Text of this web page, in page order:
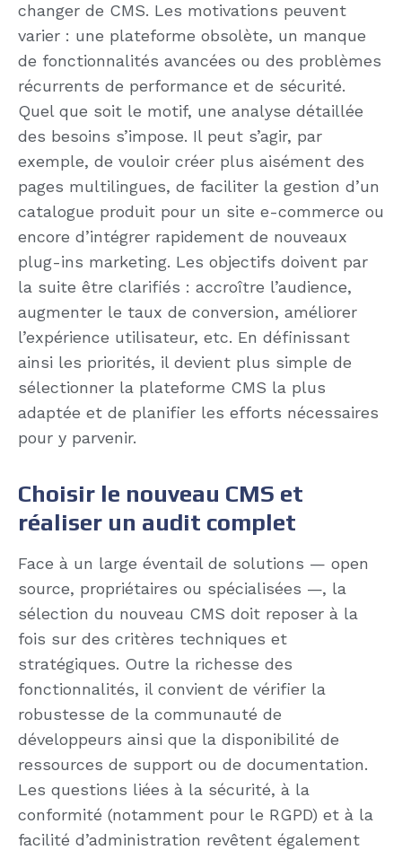
changer de CMS. Les motivations peuvent
varier : une plateforme obsolète, un manque
de fonctionnalités avancées ou des problèmes
récurrents de performance et de sécurité.
Quel que soit le motif, une analyse détaillée
des besoins s’impose. Il peut s’agir, par
exemple, de vouloir créer plus aisément des
pages multilingues, de faciliter la gestion d’un
catalogue produit pour un site e-commerce ou
encore d’intégrer rapidement de nouveaux
plug-ins marketing. Les objectifs doivent par
la suite être clarifiés : accroître l’audience,
augmenter le taux de conversion, améliorer
l’expérience utilisateur, etc. En définissant
ainsi les priorités, il devient plus simple de
sélectionner la plateforme CMS la plus
adaptée et de planifier les efforts nécessaires
pour y parvenir.
Choisir le nouveau CMS et
réaliser un audit complet
Face à un large éventail de solutions — open
source, propriétaires ou spécialisées —, la
sélection du nouveau CMS doit reposer à la
fois sur des critères techniques et
stratégiques. Outre la richesse des
fonctionnalités, il convient de vérifier la
robustesse de la communauté de
développeurs ainsi que la disponibilité de
ressources de support ou de documentation.
Les questions liées à la sécurité, à la
conformité (notamment pour le RGPD) et à la
facilité d’administration revêtent également